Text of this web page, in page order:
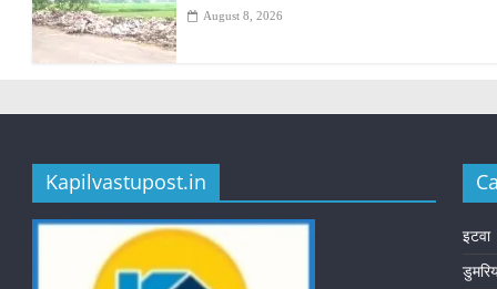
August 8, 2026
Kapilvastupost.in
इटवा